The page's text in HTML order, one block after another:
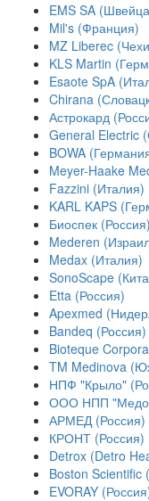
EMS SA
Mil's (Франция)
MZ Liberec
KLS Martin
Esaote SpA
Chirana
Астрокард
General Electric
BOWA
Meyer-Haake
Fazzini (Италия)
KARL KAPS
Биоспек (Россия)
Mederen
Medax (Италия)
SonoScape
Etta (Россия)
Apexmed
Bandeq (Россия)
Bioteque
TM Medinova
НПФ "Крыло"
ООО НПП
АРМЕД (Россия)
КРОНТ (Россия)
Detrox (Detro
Boston
EVORAY